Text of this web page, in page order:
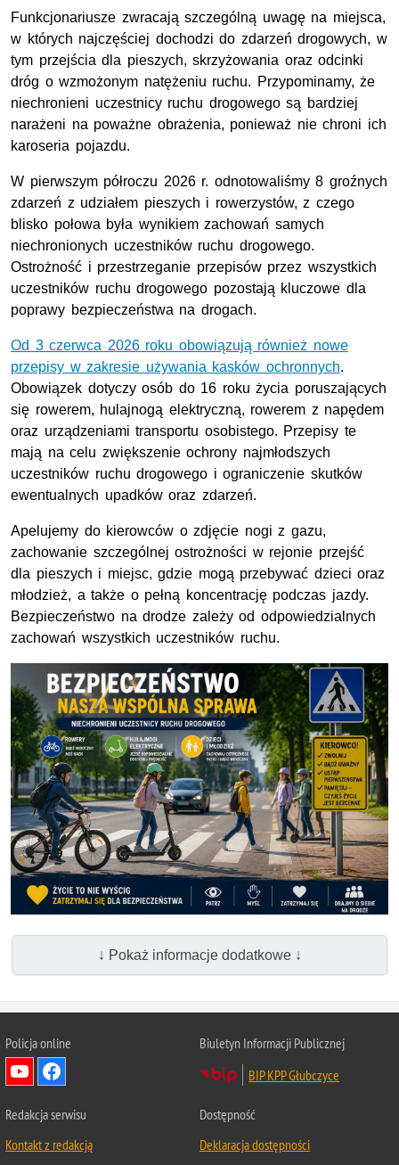
Funkcjonariusze zwracają szczególną uwagę na miejsca,
w których najczęściej dochodzi do zdarzeń drogowych, w
tym przejścia dla pieszych, skrzyżowania oraz odcinki
dróg o wzmożonym natężeniu ruchu. Przypominamy, że
niechronieni uczestnicy ruchu drogowego są bardziej
narażeni na poważne obrażenia, ponieważ nie chroni ich
karoseria pojazdu.
W pierwszym półroczu 2026 r. odnotowaliśmy 8 groźnych
zdarzeń z udziałem pieszych i rowerzystów, z czego
blisko połowa była wynikiem zachowań samych
niechronionych uczestników ruchu drogowego.
Ostrożność i przestrzeganie przepisów przez wszystkich
uczestników ruchu drogowego pozostają kluczowe dla
poprawy bezpieczeństwa na drogach.
Od 3 czerwca 2026 roku obowiązują również nowe
przepisy w zakresie używania kasków ochronnych.
Obowiązek dotyczy osób do 16 roku życia poruszających
się rowerem, hulajnogą elektryczną, rowerem z napędem
oraz urządzeniami transportu osobistego. Przepisy te
mają na celu zwiększenie ochrony najmłodszych
uczestników ruchu drogowego i ograniczenie skutków
ewentualnych upadków oraz zdarzeń.
Apelujemy do kierowców o zdjęcie nogi z gazu,
zachowanie szczególnej ostrożności w rejonie przejść
dla pieszych i miejsc, gdzie mogą przebywać dzieci oraz
młodzież, a także o pełną koncentrację podczas jazdy.
Bezpieczeństwo na drodze zależy od odpowiedzialnych
zachowań wszystkich uczestników ruchu.
↓ Pokaż informacje dodatkowe ↓
Policja online
Biuletyn Informacji Publicznej
BIP KPP Głubczyce
Redakcja serwisu
Kontakt z redakcją
Dostępność
Deklaracja dostępności